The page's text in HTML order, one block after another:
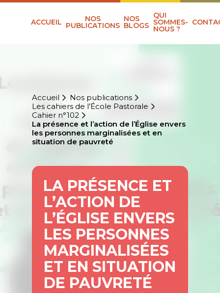
ACCUEIL NOS
PUBLICATIONS
NOS
BLOGS
QUI
SOMMES-
NOUS ?
Accueil
Nos publications
Les cahiers de l’École Pastorale
Cahier n°102
La présence et l’action de l’Église envers
les personnes marginalisées et en
situation de pauvreté
LA PRÉSENCE ET
L’ACTION DE
L’ÉGLISE ENVERS
LES PERSONNES
MARGINALISÉES
ET EN SITUATION
DE PAUVRETÉ